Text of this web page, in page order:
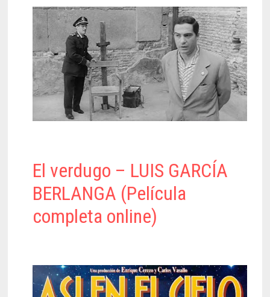
El verdugo – LUIS GARCÍA
BERLANGA (Película
completa online)